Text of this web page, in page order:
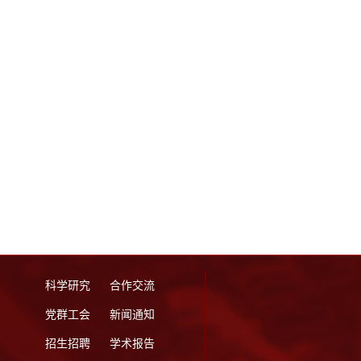
科学研究 合作交流
党群工会 新闻通知
招生招聘 学术报告